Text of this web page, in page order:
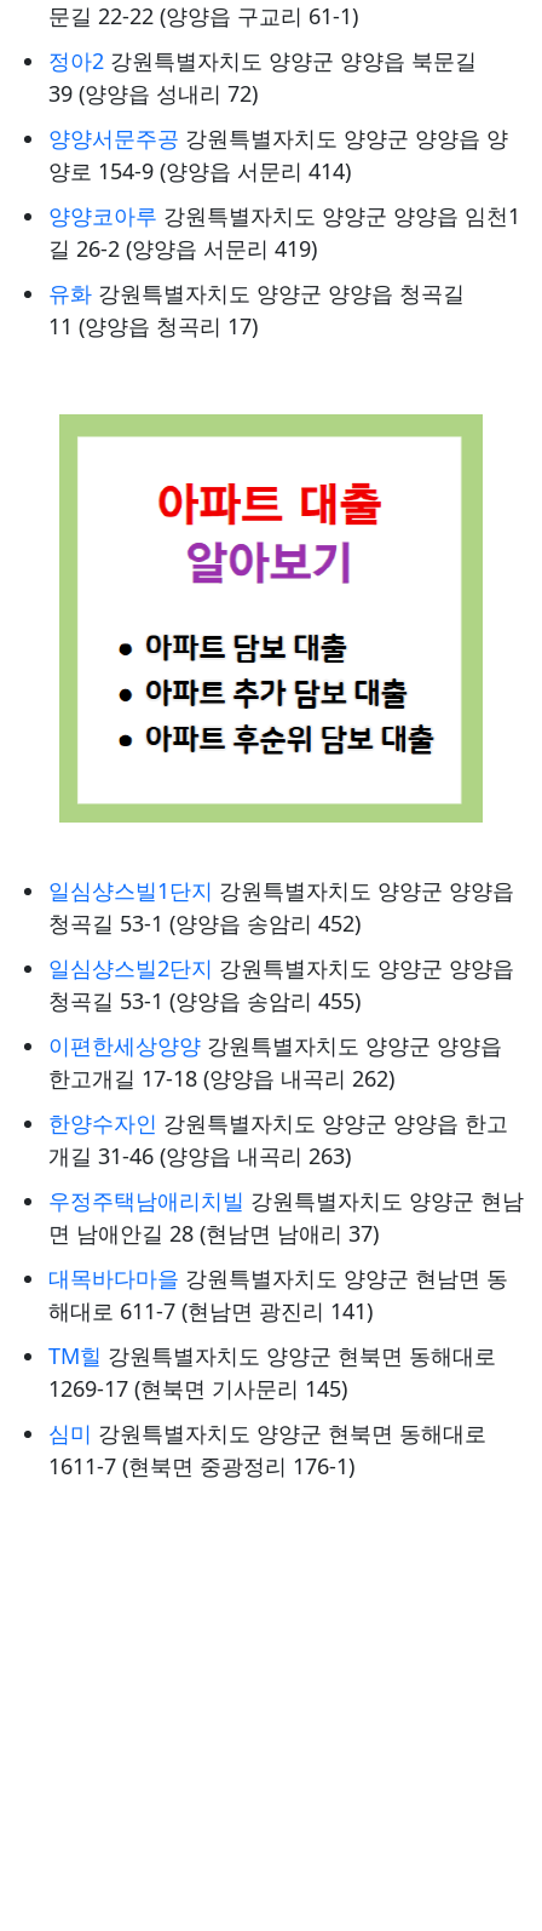
문길 22-22 (양양읍 구교리 61-1)
정아2 강원특별자치도 양양군 양양읍 북문길
39 (양양읍 성내리 72)
양양서문주공 강원특별자치도 양양군 양양읍 양
양로 154-9 (양양읍 서문리 414)
양양코아루 강원특별자치도 양양군 양양읍 임천1
길 26-2 (양양읍 서문리 419)
유화 강원특별자치도 양양군 양양읍 청곡길
11 (양양읍 청곡리 17)
일심샹스빌1단지 강원특별자치도 양양군 양양읍
청곡길 53-1 (양양읍 송암리 452)
일심샹스빌2단지 강원특별자치도 양양군 양양읍
청곡길 53-1 (양양읍 송암리 455)
이편한세상양양 강원특별자치도 양양군 양양읍
한고개길 17-18 (양양읍 내곡리 262)
한양수자인 강원특별자치도 양양군 양양읍 한고
개길 31-46 (양양읍 내곡리 263)
우정주택남애리치빌 강원특별자치도 양양군 현남
면 남애안길 28 (현남면 남애리 37)
대목바다마을 강원특별자치도 양양군 현남면 동
해대로 611-7 (현남면 광진리 141)
TM힐 강원특별자치도 양양군 현북면 동해대로
1269-17 (현북면 기사문리 145)
심미 강원특별자치도 양양군 현북면 동해대로
1611-7 (현북면 중광정리 176-1)